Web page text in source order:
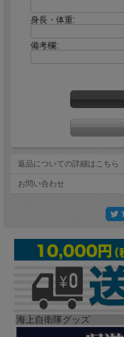
身長・体重:
備考欄:
返品についての詳細はこちら
お問い合わせ
海上自衛隊グッズ